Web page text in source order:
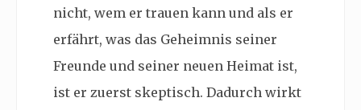
nicht, wem er trauen kann und als er
erfährt, was das Geheimnis seiner
Freunde und seiner neuen Heimat ist,
ist er zuerst skeptisch. Dadurch wirkt